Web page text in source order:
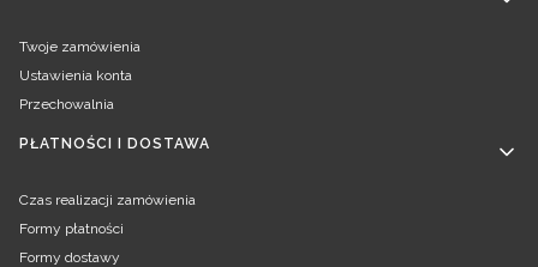
Twoje zamówienia
Ustawienia konta
Przechowalnia
PŁATNOŚCI I DOSTAWA
Czas realizacji zamówienia
Formy płatności
Formy dostawy